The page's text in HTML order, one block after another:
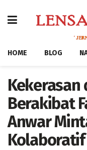
HOME BLOG
Kekerasan
Berakibat
Anwar
Kolaboratif